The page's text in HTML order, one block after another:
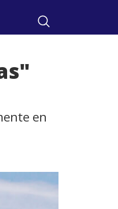
en